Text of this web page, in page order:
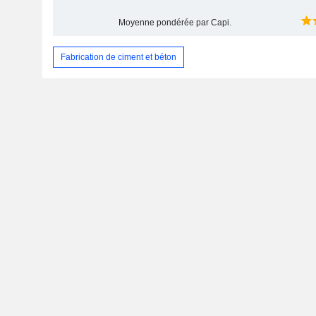
Moyenne pondérée par Capi.
Fabrication de ciment et béton